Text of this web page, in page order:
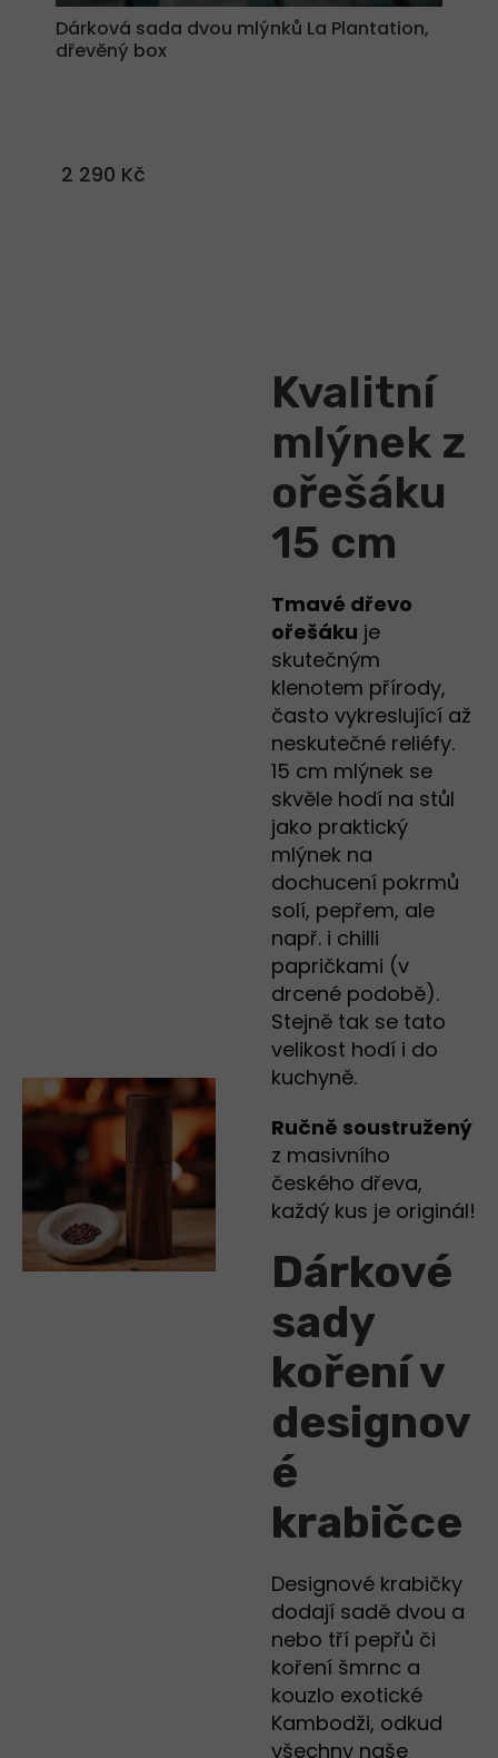
Dárková sada dvou mlýnků La Plantation,
dřevěný box
2 290 Kč
Kvalitní
mlýnek z
ořešáku
15 cm
Tmavé dřevo
ořešáku je
skutečným
klenotem přírody,
často vykreslující až
neskutečné reliéfy.
15 cm mlýnek se
skvěle hodí na stůl
jako praktický
mlýnek na
dochucení pokrmů
solí, pepřem, ale
např. i chilli
papričkami (v
drcené podobě).
Stejně tak se tato
velikost hodí i do
kuchyně.
Ručně soustružený
z masivního
českého dřeva,
každý kus je originál!
Dárkové
sady
koření v
designov
é
krabičce
Designové krabičky
dodají sadě dvou a
nebo tří pepřů či
koření šmrnc a
kouzlo exotické
Kambodži, odkud
všechny naše